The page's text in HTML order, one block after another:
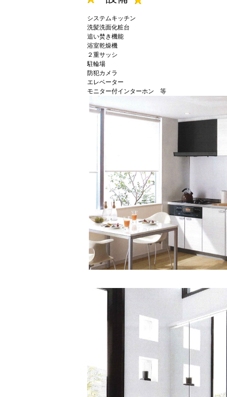
システムキッチン
洗髪洗面化粧台
追い焚き機能
浴室乾燥機
２重サッシ
駐輪場
防犯カメラ
エレベーター
モニター付インターホン 等